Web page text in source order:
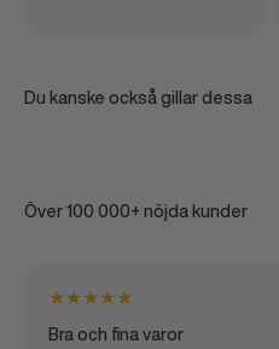
Du kanske också gillar dessa
Över 100 000+ nöjda kunder
★★★★★
Bra och fina varor